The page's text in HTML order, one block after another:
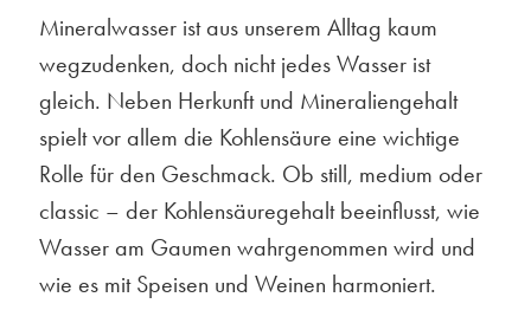
Mineralwasser ist aus unserem Alltag kaum
wegzudenken, doch nicht jedes Wasser ist
gleich. Neben Herkunft und Mineraliengehalt
spielt vor allem die Kohlensäure eine wichtige
Rolle für den Geschmack. Ob still, medium oder
classic – der Kohlensäuregehalt beeinflusst, wie
Wasser am Gaumen wahrgenommen wird und
wie es mit Speisen und Weinen harmoniert.